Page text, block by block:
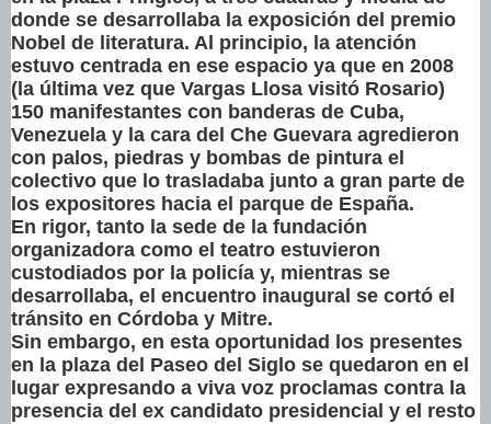
donde se desarrollaba la exposición del premio
Nobel de literatura. Al principio, la atención
estuvo centrada en ese espacio ya que en 2008
(la última vez que Vargas Llosa visitó Rosario)
150 manifestantes con banderas de Cuba,
Venezuela y la cara del Che Guevara agredieron
con palos, piedras y bombas de pintura el
colectivo que lo trasladaba junto a gran parte de
los expositores hacia el parque de España.
En rigor, tanto la sede de la fundación
organizadora como el teatro estuvieron
custodiados por la policía y, mientras se
desarrollaba, el encuentro inaugural se cortó el
tránsito en Córdoba y Mitre.
Sin embargo, en esta oportunidad los presentes
en la plaza del Paseo del Siglo se quedaron en el
lugar expresando a viva voz proclamas contra la
presencia del ex candidato presidencial y el resto